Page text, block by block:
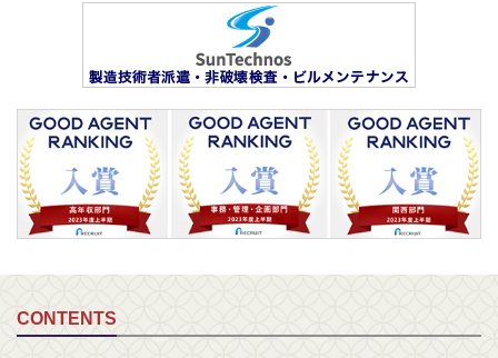
CONTENTS